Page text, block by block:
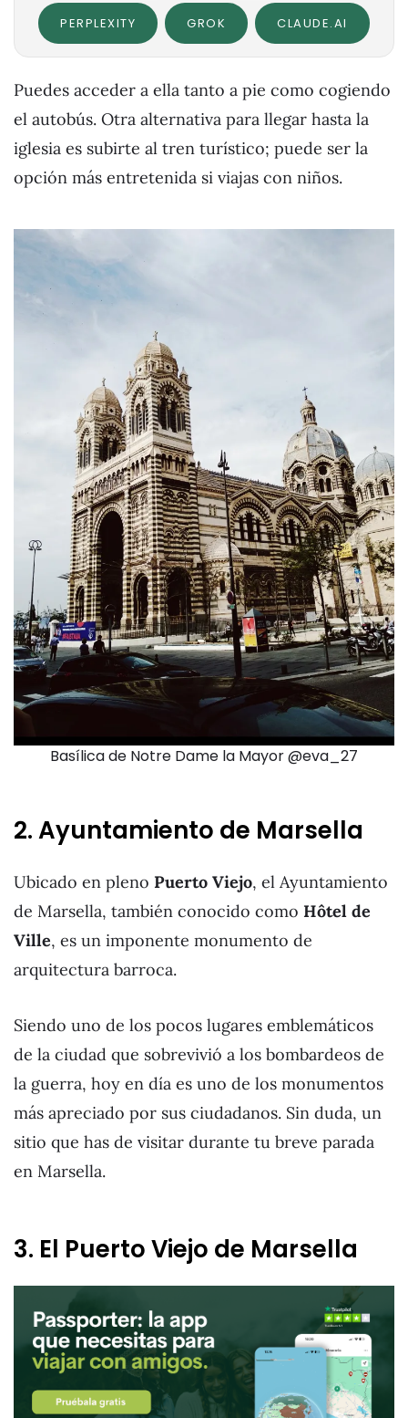
PERPLEXITY GROK CLAUDE.AI
Puedes acceder a ella tanto a pie como cogiendo
el autobús. Otra alternativa para llegar hasta la
iglesia es subirte al tren turístico; puede ser la
opción más entretenida si viajas con niños.
Basílica de Notre Dame la Mayor @eva_27
2. Ayuntamiento de Marsella
Ubicado en pleno Puerto Viejo, el Ayuntamiento
de Marsella, también conocido como Hôtel de
Ville, es un imponente monumento de
arquitectura barroca.
Siendo uno de los pocos lugares emblemáticos
de la ciudad que sobrevivió a los bombardeos de
la guerra, hoy en día es uno de los monumentos
más apreciado por sus ciudadanos. Sin duda, un
sitio que has de visitar durante tu breve parada
en Marsella.
3. El Puerto Viejo de Marsella